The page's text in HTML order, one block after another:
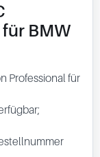
BMW
Professional für